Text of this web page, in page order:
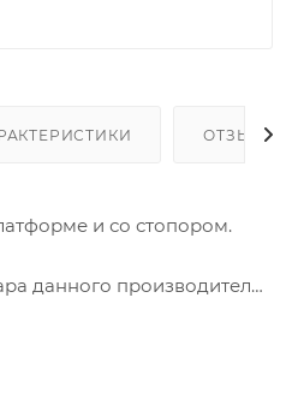
ОТЗЫВЫ
и со стопором.
данного производителя